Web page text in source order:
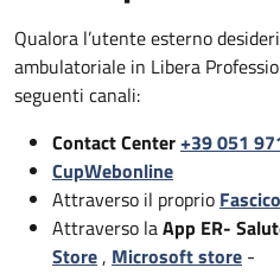
Qualora l’utente esterno
ambulatoriale in Libera
seguenti canali:
Contact Center+39 051
CupWebonline
Attraverso il proprio
Attraverso laApp ER-
Store, Microsoft store -